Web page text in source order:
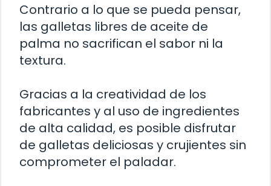
Contrario a lo que se pueda pensar,
las galletas libres de aceite de
palma no sacrifican el sabor ni la
textura.
Gracias a la creatividad de los
fabricantes y al uso de ingredientes
de alta calidad, es posible disfrutar
de galletas deliciosas y crujientes sin
comprometer el paladar.